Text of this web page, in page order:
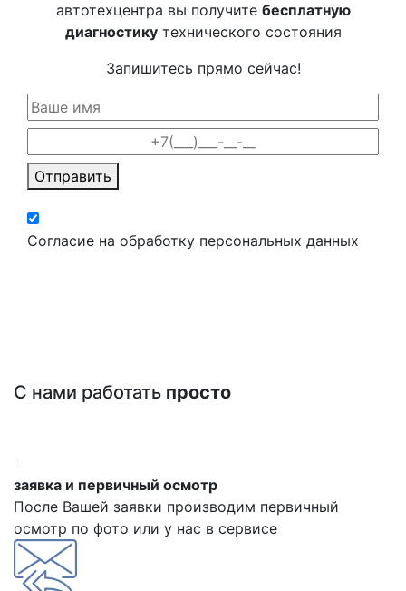
автотехцентра вы получите бесплатную
диагностикутехнического состояния
Запишитесь прямо сейчас!
Отправить
Согласие на обработку персональных данных
С нами работать просто
заявка и первичный осмотр
После Вашей заявки производим первичный
осмотр по фото или у нас в сервисе